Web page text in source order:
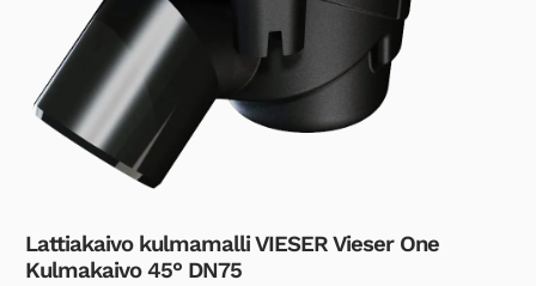
Lattiakaivo kulmamalli VIESER Vieser One
Kulmakaivo 45° DN75